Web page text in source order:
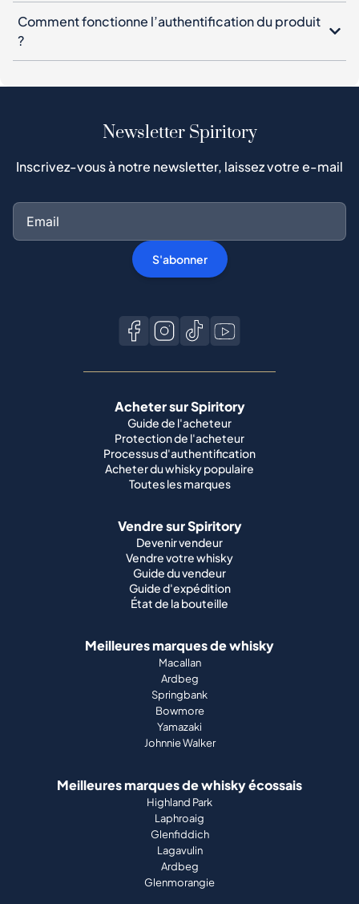
Comment fonctionne l’authentification du produit
?
Newsletter Spiritory
Inscrivez-vous à notre newsletter, laissez votre e-mail
S'abonner
Acheter sur Spiritory
Guide de l'acheteur
Protection de l'acheteur
Processus d'authentification
Acheter du whisky populaire
Toutes les marques
Vendre sur Spiritory
Devenir vendeur
Vendre votre whisky
Guide du vendeur
Guide d'expédition
État de la bouteille
Meilleures marques de whisky
Macallan
Ardbeg
Springbank
Bowmore
Yamazaki
Johnnie Walker
Meilleures marques de whisky écossais
Highland Park
Laphroaig
Glenfiddich
Lagavulin
Ardbeg
Glenmorangie